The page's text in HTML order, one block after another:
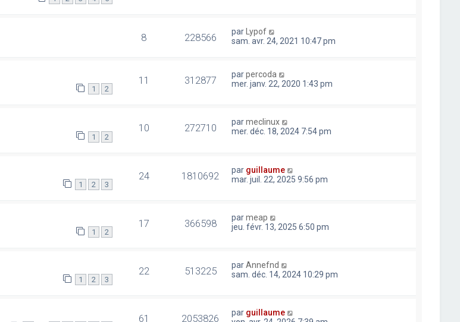
8 228566 par Lypof
sam. avr. 24, 2021 10:47 pm
1 2
11 312877 parpercoda
mer. janv. 22, 2020 1:43 pm
1 2
10 272710 parmeclinux
mer. déc. 18, 2024 7:54 pm
1 2 3
24 1810692 par guillaume
mar. juil. 22, 2025 9:56 pm
1 2
17 366598 parmeap
jeu. févr. 13, 2025 6:50 pm
1 2 3
22 513225 parAnnefnd
sam. déc. 14, 2024 10:29 pm
61 2053826 par guillaume